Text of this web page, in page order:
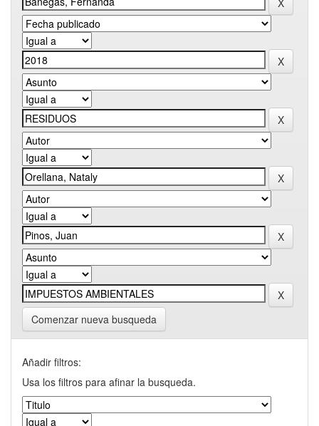
Comenzar nueva busqueda
Añadir filtros:
Usa los filtros para afinar la busqueda.